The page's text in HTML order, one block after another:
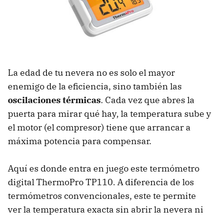
La edad de tu nevera no es solo el mayor
enemigo de la eficiencia, sino también las
oscilaciones térmicas. Cada vez que abres la
puerta para mirar qué hay, la temperatura sube y
el motor (el compresor) tiene que arrancar a
máxima potencia para compensar.
Aquí es donde entra en juego este termómetro
digital ThermoPro TP110. A diferencia de los
termómetros convencionales, este te permite
ver la temperatura exacta sin abrir la nevera ni